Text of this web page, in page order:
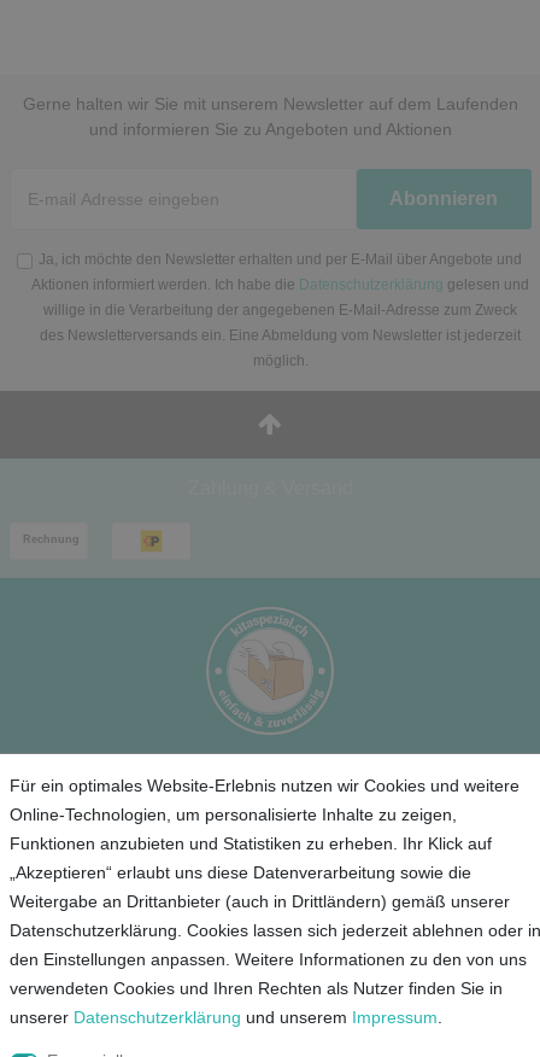
Gerne halten wir Sie mit unserem Newsletter auf dem Laufenden
und informieren Sie zu Angeboten und Aktionen
Honig
Abonnieren
Ja, ich möchte den Newsletter erhalten und per E-Mail über Angebote und
Aktionen informiert werden. Ich habe die Datenschutzerklärung gelesen und
willige in die Verarbeitung der angegebenen E-Mail-Adresse zum Zweck
des Newsletterversands ein. Eine Abmeldung vom Newsletter ist jederzeit
möglich.
Für ein optimales Website-Erlebnis nutzen wir Cookies und weitere
Online-Technologien, um personalisierte Inhalte zu zeigen,
Funktionen anzubieten und Statistiken zu erheben. Ihr Klick auf
„Akzeptieren“ erlaubt uns diese Datenverarbeitung sowie die
Weitergabe an Drittanbieter (auch in Drittländern) gemäß unserer
Datenschutzerklärung. Cookies lassen sich jederzeit ablehnen oder in
den Einstellungen anpassen. Weitere Informationen zu den von uns
verwendeten Cookies und Ihren Rechten als Nutzer finden Sie in
unserer Daten­schutz­erklärung und unserem Impressum
Service
Unternehmen
Kontakt
AGB
Datenschutz